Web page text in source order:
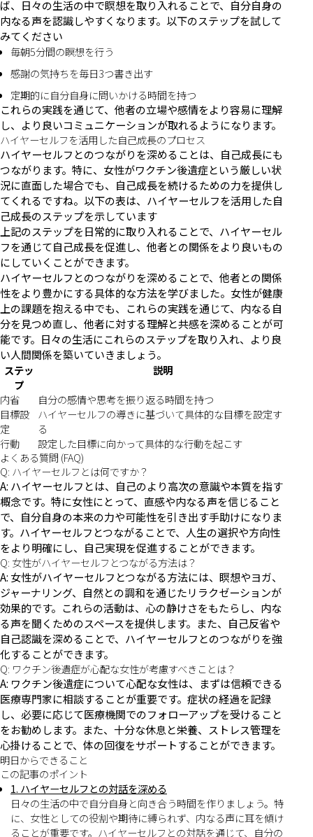
ば、日々の生活の中で瞑想を取り入れることで、自分自身の
内なる声を認識しやすくなります。以下のステップを試して
みてください
毎朝5分間の瞑想を行う
感謝の気持ちを毎日3つ書き出す
定期的に自分自身に問いかける時間を持つ
これらの実践を通じて、他者の立場や感情をより容易に理解
し、より良いコミュニケーションが取れるようになります。
ハイヤーセルフを活用した自己成長のプロセス
ハイヤーセルフとのつながりを深めることは、自己成長にも
つながります。特に、女性がワクチン後遺症という厳しい状
況に直面した場合でも、自己成長を続けるための力を提供し
てくれるですね。以下の表は、ハイヤーセルフを活用した自
己成長のステップを示しています
上記のステップを日常的に取り入れることで、ハイヤーセル
フを通じて自己成長を促進し、他者との関係をより良いもの
にしていくことができます。
ハイヤーセルフとのつながりを深めることで、他者との関係
性をより豊かにする具体的な方法を学びました。女性が健康
上の課題を抱える中でも、これらの実践を通じて、内なる自
分を見つめ直し、他者に対する理解と共感を深めることが可
能です。日々の生活にこれらのステップを取り入れ、より良
い人間関係を築いていきましょう。
ステッ
プ
説明
内省
自分の感情や思考を振り返る時間を持つ
目標設
定
ハイヤーセルフの導きに基づいて具体的な目標を設定す
る
行動
設定した目標に向かって具体的な行動を起こす
よくある質問 (FAQ)
Q: ハイヤーセルフとは何ですか？
A: ハイヤーセルフとは、自己のより高次の意識や本質を指す
概念です。特に女性にとって、直感や内なる声を信じること
で、自分自身の本来の力や可能性を引き出す手助けになりま
す。ハイヤーセルフとつながることで、人生の選択や方向性
をより明確にし、自己実現を促進することができます。
Q: 女性がハイヤーセルフとつながる方法は？
A: 女性がハイヤーセルフとつながる方法には、瞑想やヨガ、
ジャーナリング、自然との調和を通じたリラクゼーションが
効果的です。これらの活動は、心の静けさをもたらし、内な
る声を聞くためのスペースを提供します。また、自己反省や
自己認識を深めることで、ハイヤーセルフとのつながりを強
化することができます。
Q: ワクチン後遺症が心配な女性が考慮すべきことは？
A: ワクチン後遺症について心配な女性は、まずは信頼できる
医療専門家に相談することが重要です。症状の経過を記録
し、必要に応じて医療機関でのフォローアップを受けること
をお勧めします。また、十分な休息と栄養、ストレス管理を
心掛けることで、体の回復をサポートすることができます。
明日からできること
この記事のポイント
1. ハイヤーセルフとの対話を深める
日々の生活の中で自分自身と向き合う時間を作りましょう。特
に、女性としての役割や期待に縛られず、内なる声に耳を傾け
ることが重要です。ハイヤーセルフとの対話を通じて、自分の